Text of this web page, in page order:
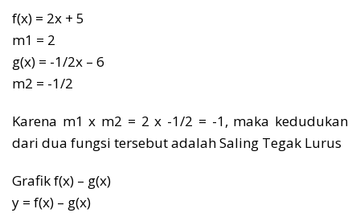
f(x) = 2x + 5
m1 = 2
g(x) = -1/2x – 6
m2 = -1/2
Karena m1 x m2 = 2 x -1/2 = -1, maka kedudukan
dari dua fungsi tersebut adalah Saling Tegak Lurus
Grafik f(x) – g(x)
y = f(x) – g(x)